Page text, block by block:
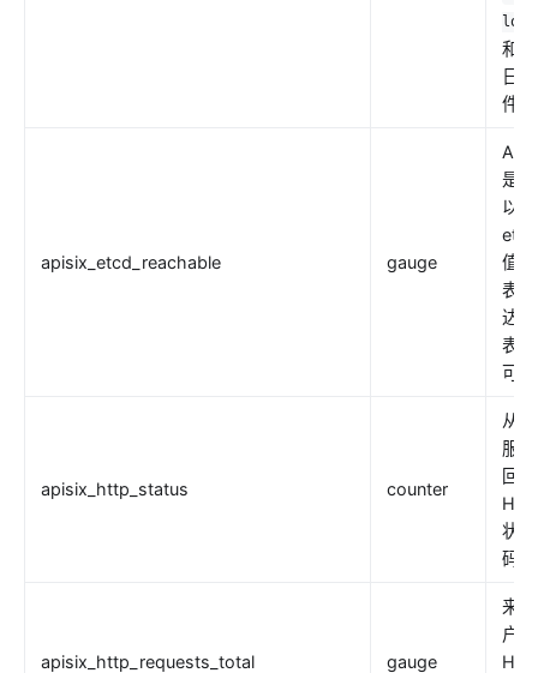
和
日
件。
apisix_etcd_reachable gauge
是
以
值
表
达，
表
可
apisix_http_status counter
从
服
回的
状
码。
apisix_http_requests_total gauge
来
户